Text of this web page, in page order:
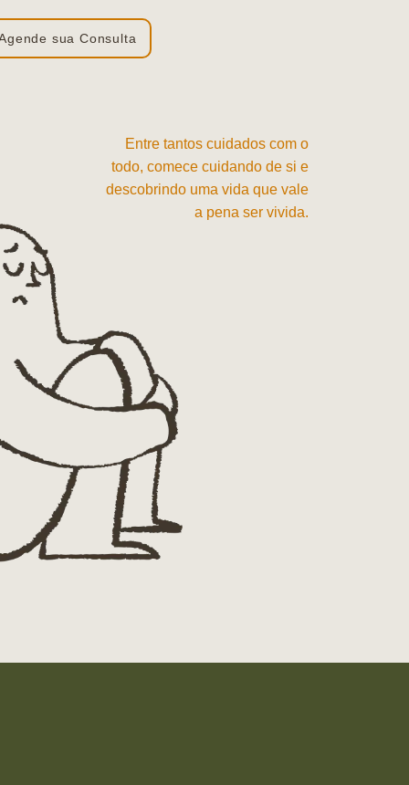
sua Consulta
Entre tantos cuidados com o
todo, comece cuidando de si e
descobrindo uma vida que vale
a pena ser vivida.